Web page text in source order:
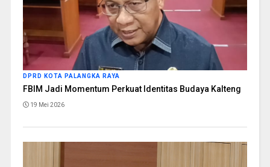
DPRD KOTA PALANGKA RAYA
FBIM Jadi Momentum Perkuat Identitas Budaya Kalteng
19 Mei 2026